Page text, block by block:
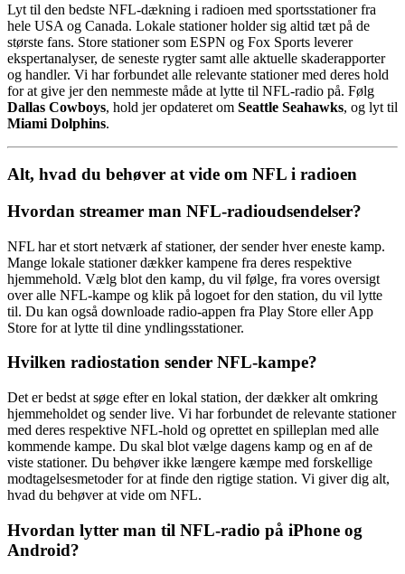
Lyt til den bedste NFL-dækning i radioen med sportsstationer fra
hele USA og Canada. Lokale stationer holder sig altid tæt på de
største fans. Store stationer som ESPN og Fox Sports leverer
ekspertanalyser, de seneste rygter samt alle aktuelle skaderapporter
og handler. Vi har forbundet alle relevante stationer med deres hold
for at give jer den nemmeste måde at lytte til NFL-radio på. Følg
Dallas Cowboys, hold jer opdateret om Seattle Seahawks, og lyt til
Miami Dolphins.
Alt, hvad du behøver at vide om NFL i radioen
Hvordan streamer man NFL-radioudsendelser?
NFL har et stort netværk af stationer, der sender hver eneste kamp.
Mange lokale stationer dækker kampene fra deres respektive
hjemmehold. Vælg blot den kamp, du vil følge, fra vores oversigt
over alle NFL-kampe og klik på logoet for den station, du vil lytte
til. Du kan også downloade radio-appen fra Play Store eller App
Store for at lytte til dine yndlingsstationer.
Hvilken radiostation sender NFL-kampe?
Det er bedst at søge efter en lokal station, der dækker alt omkring
hjemmeholdet og sender live. Vi har forbundet de relevante stationer
med deres respektive NFL-hold og oprettet en spilleplan med alle
kommende kampe. Du skal blot vælge dagens kamp og en af de
viste stationer. Du behøver ikke længere kæmpe med forskellige
modtagelsesmetoder for at finde den rigtige station. Vi giver dig alt,
hvad du behøver at vide om NFL.
Hvordan lytter man til NFL-radio på iPhone og
Android?